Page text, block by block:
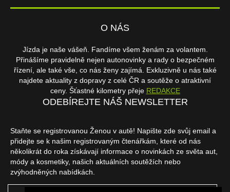
O NÁS
Jízda je naše vášeň. Fandíme všem ženám za volantem.
Přinášíme pravidelně nejen autonovinky a rady o bezpečném
řízení, ale také vše, co nás ženy zajímá. Exkluzivně u nás také
najdete aktuality z dopravy z celé ČR a soutěže o atraktivní
ceny. Šťastné kilometry přeje REDAKCE
ODEBÍREJTE NÁŠ NEWSLETTER
Staňte se registrovanou Ženou v autě! Napište zde svůj email a
přidejte se k našim registrovaným čtenářkám, které od nás
několikrát do roka získávají informace o novinkách ze světa aut,
módy a kosmetiky, našich aktuálních soutěžích nebo
zvýhodněných nabídkách.